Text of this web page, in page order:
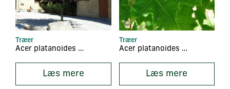
Træer
Acer platanoides ‘Faassen’s Black’
Læs mere
Træer
Acer platanoides ‘Farlake’s Green’
Læs mere